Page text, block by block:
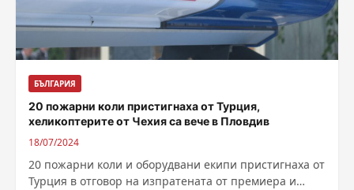
БЪЛГАРИЯ
20 пожарни коли пристигнаха от Турция,
хеликоптерите от Чехия са вече в Пловдив
18/07/2024
20 пожарни коли и оборудвани екипи пристигнаха от
Турция в отговор на изпратената от премиера и